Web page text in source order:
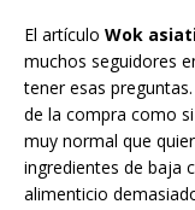
El artículo Wok
muchos seguidores
tener esas
de la compra como
muy normal que
ingredientes de baja
alimenticio